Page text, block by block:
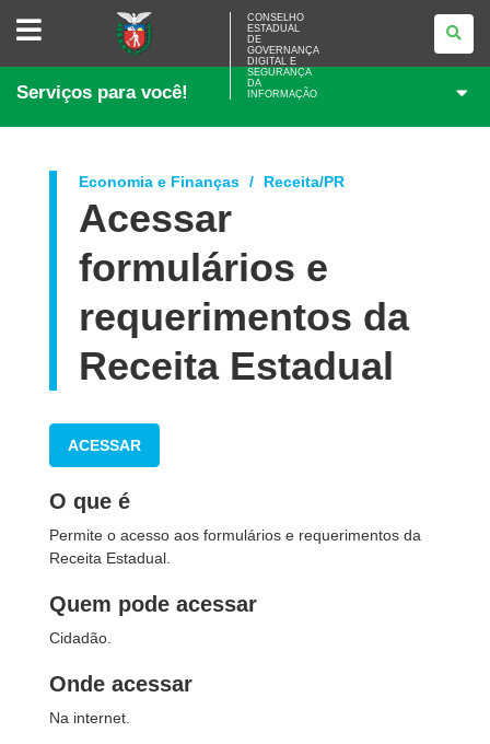
CONSELHO
ESTADUAL
GOVERNANÇA
E
DA
CONSELHO
ESTADUAL
DE
GOVERNANÇA
DIGITAL E
SEGURANÇA
DA
INFORMAÇÃO
Serviços para você!
Economia e Finanças Receita/PR
Acessar
formulários e
requerimentos da
Receita Estadual
ACESSAR
O que é
Permite o acesso aos formulários e requerimentos da
Receita Estadual.
Quem pode acessar
Cidadão.
Onde acessar
Na internet.